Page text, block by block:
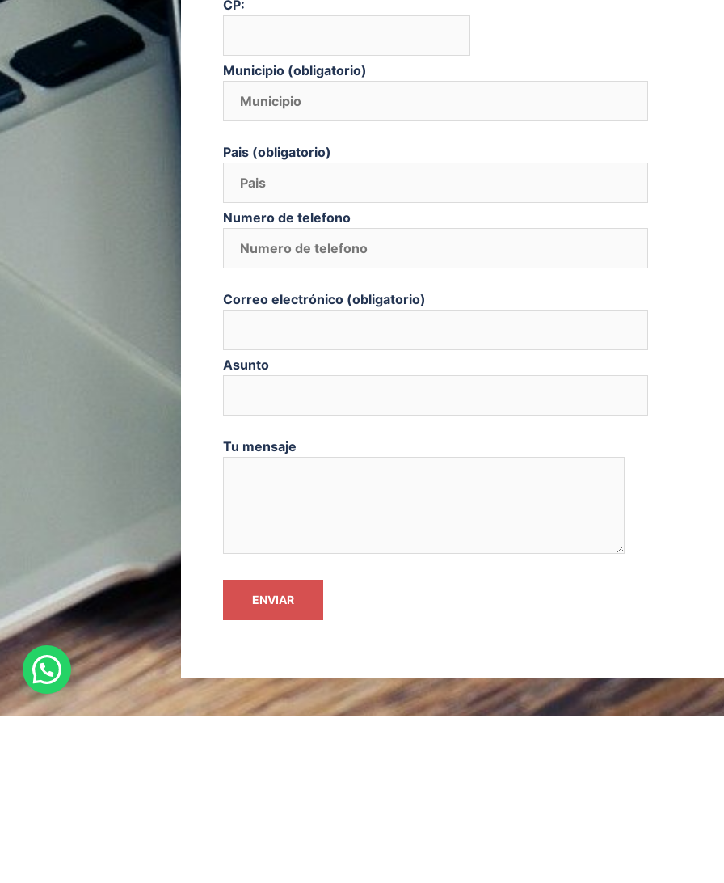
CP:
Municipio (obligatorio)
Pais (obligatorio)
Numero de telefono
Correo electrónico (obligatorio)
Asunto
Tu mensaje